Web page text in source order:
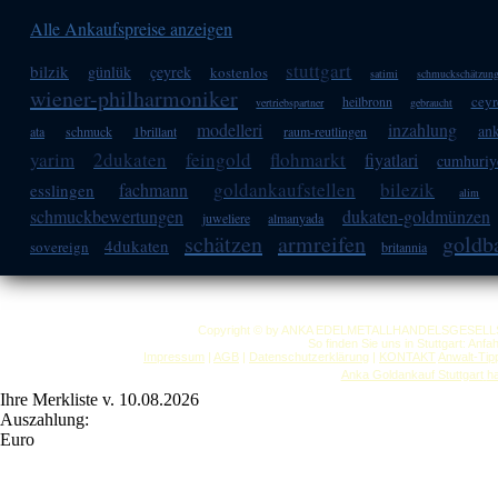
Alle Ankaufspreise anzeigen
bilzik günlük çeyrek kostenlos stuttgart satimi
wiener-philharmoniker vertriebspartner heilbronn gebraucht
ata schmuck 1brillant modelleri raum-reutlingen inzahlung
yarim 2dukaten feingold flohmarkt fiyatlari
esslingen fachmann goldankaufstellen bilezik alim
schmuckbewertungen juweliere almanyada dukaten-goldmünzen
sovereign 4dukaten schätzen armreifen britannia
Copyright © by ANKA
So finden Sie uns in Stuttgart:
Impressum | AGB | Datenschutzerklärung | KONTAKT Anwalt-
Anka Goldankauf Stuttgart
Ihre Merkliste v. 10.08.2026
Auszahlung:
Euro